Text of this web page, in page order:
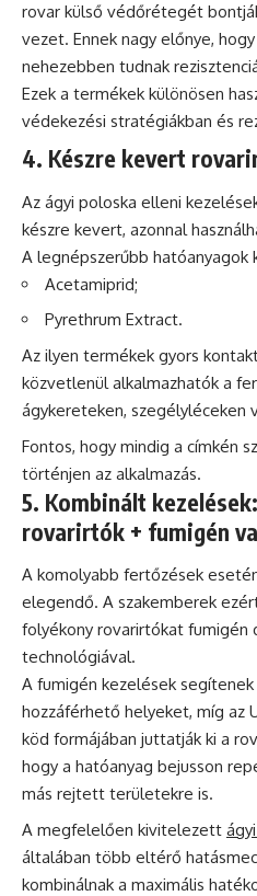
rovar külső védőrétegét
vezet. Ennek nagy előnye,
nehezebben tudnak
Ezek a termékek különösen
védekezési stratégiákban és
4. Készre kevert
Az ágyi poloska elleni
készre kevert, azonnal
A legnépszerűbb hatóanyagok
Acetamiprid;
Pyrethrum Extract.
Az ilyen termékek gyors
közvetlenül alkalmazhatók a
ágykereteken, szegélyléceken
Fontos, hogy mindig a címkén
történjen az alkalmazás.
5. Kombinált
rovarirtók + fumigén
A komolyabb fertőzések
elegendő. A szakemberek
folyékony rovarirtókat fumigén
technológiával.
A fumigén kezelések
hozzáférhető helyeket, míg az
köd formájában juttatják ki a
hogy a hatóanyag bejusson
más rejtett területekre is.
A megfelelően kivitelezett
általában több eltérő
kombinálnak a maximális